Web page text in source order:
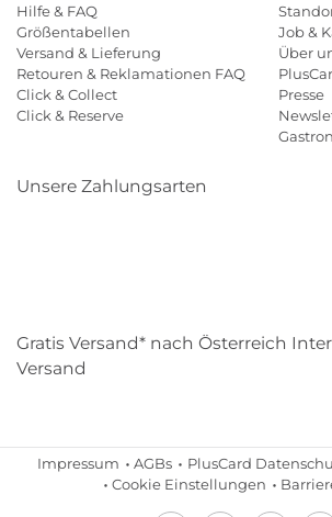
Hilfe & FAQ
Größentabellen
Versand & Lieferung
Retouren & Reklamationen FAQ
Click & Collect
Click & Reserve
Job &
Über
Presse
Unsere Zahlungsarten
Gratis Versand* nach Österreich
Versand
Impressum AGBs PlusCard
Cookie Einstellungen